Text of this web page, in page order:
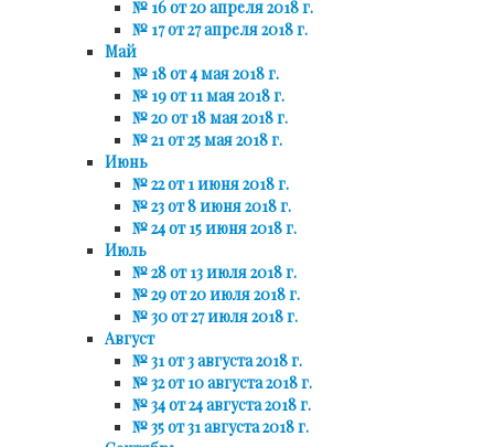
№ 16 от 20 апреля 2018 г.
№ 17 от 27 апреля 2018 г.
Май
№ 18 от 4 мая 2018 г.
№ 19 от 11 мая 2018 г.
№ 20 от 18 мая 2018 г.
№ 21 от 25 мая 2018 г.
Июнь
№ 22 от 1 июня 2018 г.
№ 23 от 8 июня 2018 г.
№ 24 от 15 июня 2018 г.
Июль
№ 28 от 13 июля 2018 г.
№ 29 от 20 июля 2018 г.
№ 30 от 27 июля 2018 г.
Август
№ 31 от 3 августа 2018 г.
№ 32 от 10 августа 2018 г.
№ 34 от 24 августа 2018 г.
№ 35 от 31 августа 2018 г.